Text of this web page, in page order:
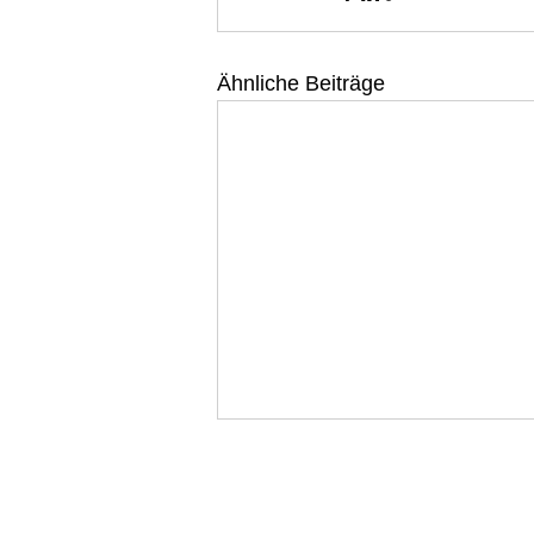
Ähnliche Beiträge
WEINELF Deutschland
Deutsche